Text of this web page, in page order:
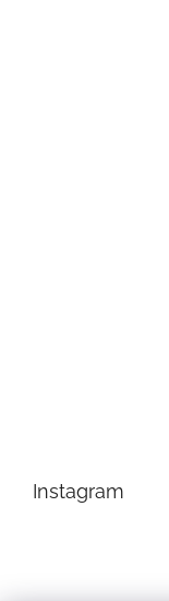
Instagram